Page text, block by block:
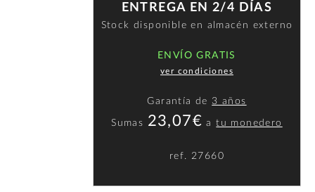
ENTREGA EN 2/4 DÍAS
Stock disponible en almacén externo
ENVÍO GRATIS
ver condiciones
Garantía de 3 años
Sumas 23,07€ atu monedero
ref. 27660